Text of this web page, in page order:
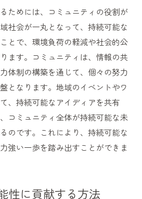
実現への共通のビジョンを描く
のためのグローバルビジョン
設定がもたらす効果
を取り入れた持続可能性のアプ
による持続可能な未来の構築
のためのパートナーシップの重
ョンが未来を変える力
ためには、コミュニティの役割が
社会が一丸となって、持続可能な
とで、環境負荷の軽減や社会的公
ます。コミュニティは、情報の共
体制の構築を通じて、個々の努力
となります。地域のイベントやワ
、持続可能なアイディアを共有
コミュニティ全体が持続可能な未
のです。これにより、持続可能な
強い一歩を踏み出すことができま
性に貢献する方法